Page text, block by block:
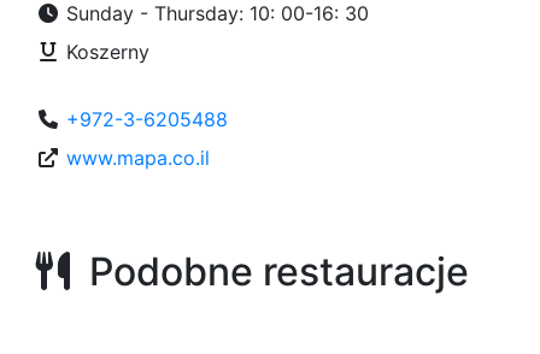
Sunday - Thursday: 10: 00-16: 30
Koszerny
+972-3-6205488
www.mapa.co.il
Podobne restauracje